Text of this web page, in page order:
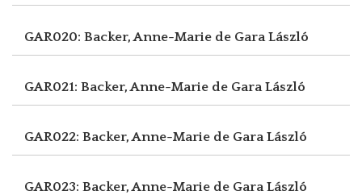
GAR020: Backer, Anne-Marie de Gara László
GAR021: Backer, Anne-Marie de Gara László
GAR022: Backer, Anne-Marie de Gara László
GAR023: Backer, Anne-Marie de Gara László